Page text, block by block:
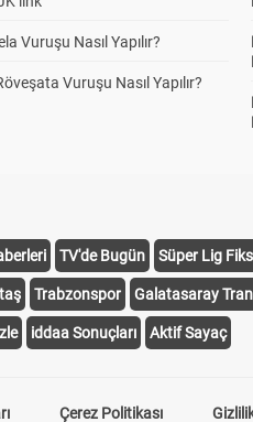
Vuruşu Nasıl Yapılır?
Vuruşu Nasıl Yapılır?
TV'de Bugün Süper Lig
Trabzonspor Galatasaray
iddaa Sonuçları Aktif Sayaç
Çerez Politikası